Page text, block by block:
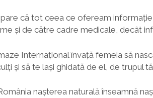
că tot ceea ce ofeream
și de către cadre medicale, decât
Internațional învață femeia să
și să te lași ghidată de el, de trupul
nașterea naturală înseamnă